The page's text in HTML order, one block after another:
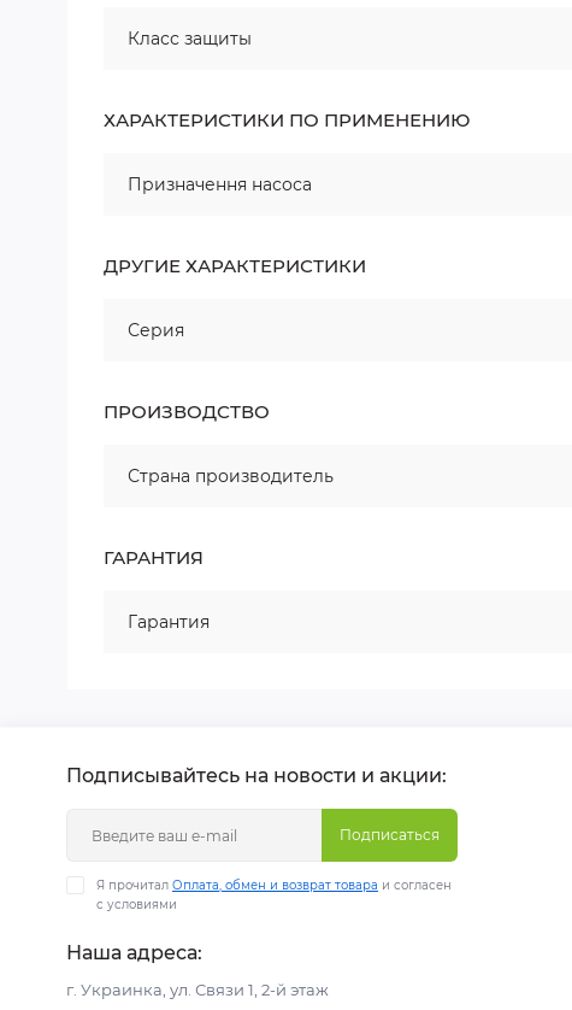
Класс защиты
ХАРАКТЕРИСТИКИ ПО ПРИМЕНЕНИЮ
Призначення насоса
ДРУГИЕ ХАРАКТЕРИСТИКИ
Серия
ПРОИЗВОДСТВО
Страна производитель
ГАРАНТИЯ
Гарантия
Подписывайтесь на новости и акции:
Подписаться
Я прочитал Оплата, обмен и возврат товара и согласен
с условиями
Наша адреса:
г. Украинка, ул. Связи 1, 2-й этаж